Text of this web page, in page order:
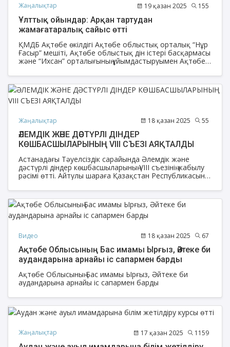
Жаңалықтар 19 қазан 2025 155
Ұлттық ойындар: Арқан тартудан
жамағатаралық сайыс өтті
ҚМДБ Ақтөбе өкілдігі Ақтөбе облыстық орталық “Нұр
Ғасыр” мешіті, Ақтөбе облыстық дін істері басқармасы
және “Ихсан” орталығының ұйымдастыруымен Ақтөбе
мешіттері жамағаты арасында қазақ ұлттық
ойындарынан спартакиада сайысы өтті.
Жаңалықтар 18 қазан 2025 55
ӘЛЕМДІК ЖӘНЕ ДӘСТҮРЛІ ДІНДЕР
КӨШБАСШЫЛАРЫНЫҢ VIII СЪЕЗІ АЯҚТАЛДЫ
Астанадағы Тәуелсіздік сарайында Әлемдік және
дәстүрлі діндер көшбасшыларының VIII съезінің жабылу
рәсімі өтті. Айтулы шараға Қазақстан Республикасының
сөйледі.
Видео 18 қазан 2025 67
Ақтөбе Облысының Бас имамы Ырғыз, Әйтеке би
аудандарына арнайы іс сапармен барды
Ақтөбе Облысының Бас имамы Ырғыз, Әйтеке би
аудандарына арнайы іс сапармен барды
Жаңалықтар 17 қазан 2025 1159